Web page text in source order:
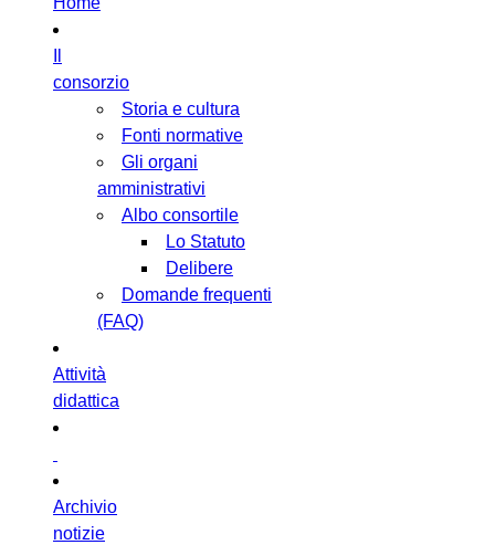
consorzio
Storia e cultura
Fonti normative
Gli organi
amministrativi
Albo consortile
Lo Statuto
Delibere
Domande frequenti
(FAQ)
Attività
didattica
Archivio
notizie